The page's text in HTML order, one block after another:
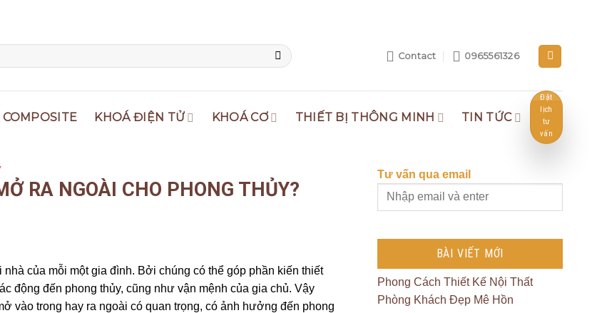
Contact 0965561326
KHOÁ ĐIỆN TỬ KHOÁ CƠ THIẾT BỊ THÔNG MINH TIN TỨC
Đặt
lịch
tư
vấn
RA NGOÀI CHO PHONG THỦY?
của mỗi một gia đình. Bởi chúng có thể góp phần kiến thiết
động đến phong thủy, cũng như vận mệnh của gia chủ. Vậy
vào trong hay ra ngoài có quan trọng, có ảnh hưởng đến phong
Tư vấn qua email
BÀI VIẾT MỚI
Phong Cách Thiết Kế Nội Thất
Phòng Khách Đẹp Mê Hồn